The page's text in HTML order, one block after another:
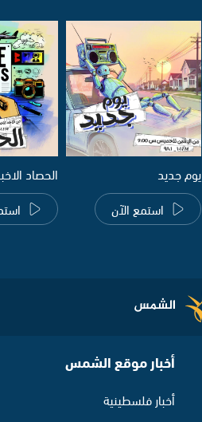
يوم جديد
استمع الآن
الحصاد
أخبار موقع الشمس
أخبار فلسطينية